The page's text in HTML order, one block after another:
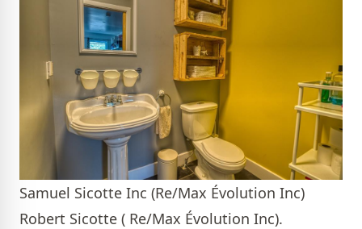
Samuel Sicotte Inc (Re/Max Évolution Inc)
Robert Sicotte ( Re/Max Évolution Inc).